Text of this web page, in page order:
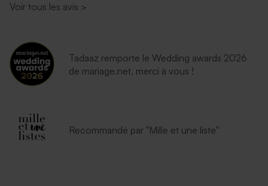
Voir tous les avis >
Tadaaz remporte le Wedding awards 2026
de mariage.net, merci à vous !
Recommandé par "Mille et une liste"